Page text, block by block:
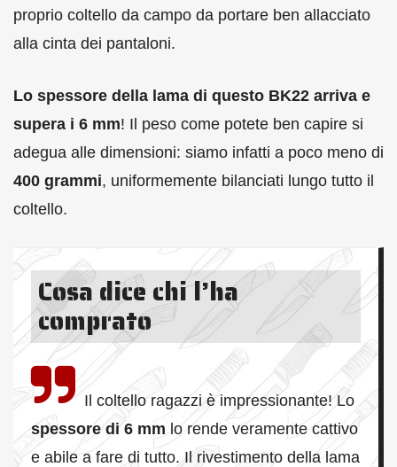
proprio coltello da campo da portare ben allacciato
alla cinta dei pantaloni.
Lo spessore della lama di questo BK22 arriva e
supera i 6 mm! Il peso come potete ben capire si
adegua alle dimensioni: siamo infatti a poco meno di
400 grammi, uniformemente bilanciati lungo tutto il
coltello.
Cosa dice chi l’ha
comprato
Il coltello ragazzi è impressionante! Lo
spessore di 6 mm lo rende veramente cattivo
e abile a fare di tutto. Il rivestimento della lama